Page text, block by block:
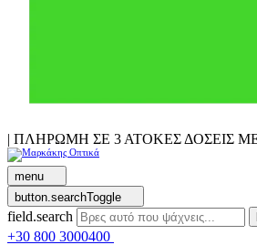
| ΠΛΗΡΩΜΗ ΣΕ 3 ΑΤΟΚΕΣ ΔΟΣΕΙΣ
menu
button.searchToggle
field.search
+30 800 3000400